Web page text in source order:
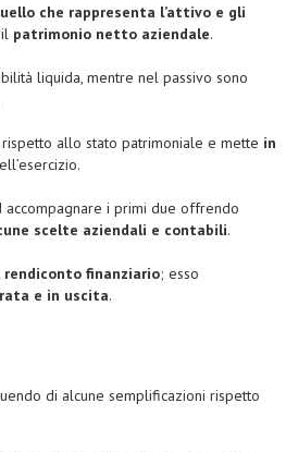
che rappresenta l’attivo e gli
patrimonio netto aziendale.
liquida, mentre nel passivo sono
rispetto allo stato patrimoniale e mette in
accompagnare i primi due offrendo
scelte aziendali e contabili.
rendiconto finanziario; esso
e in uscita.
di alcune semplificazioni rispetto